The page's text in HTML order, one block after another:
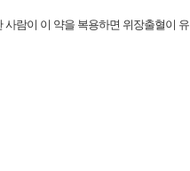
람이 이 약을 복용하면 위장출혈이 유